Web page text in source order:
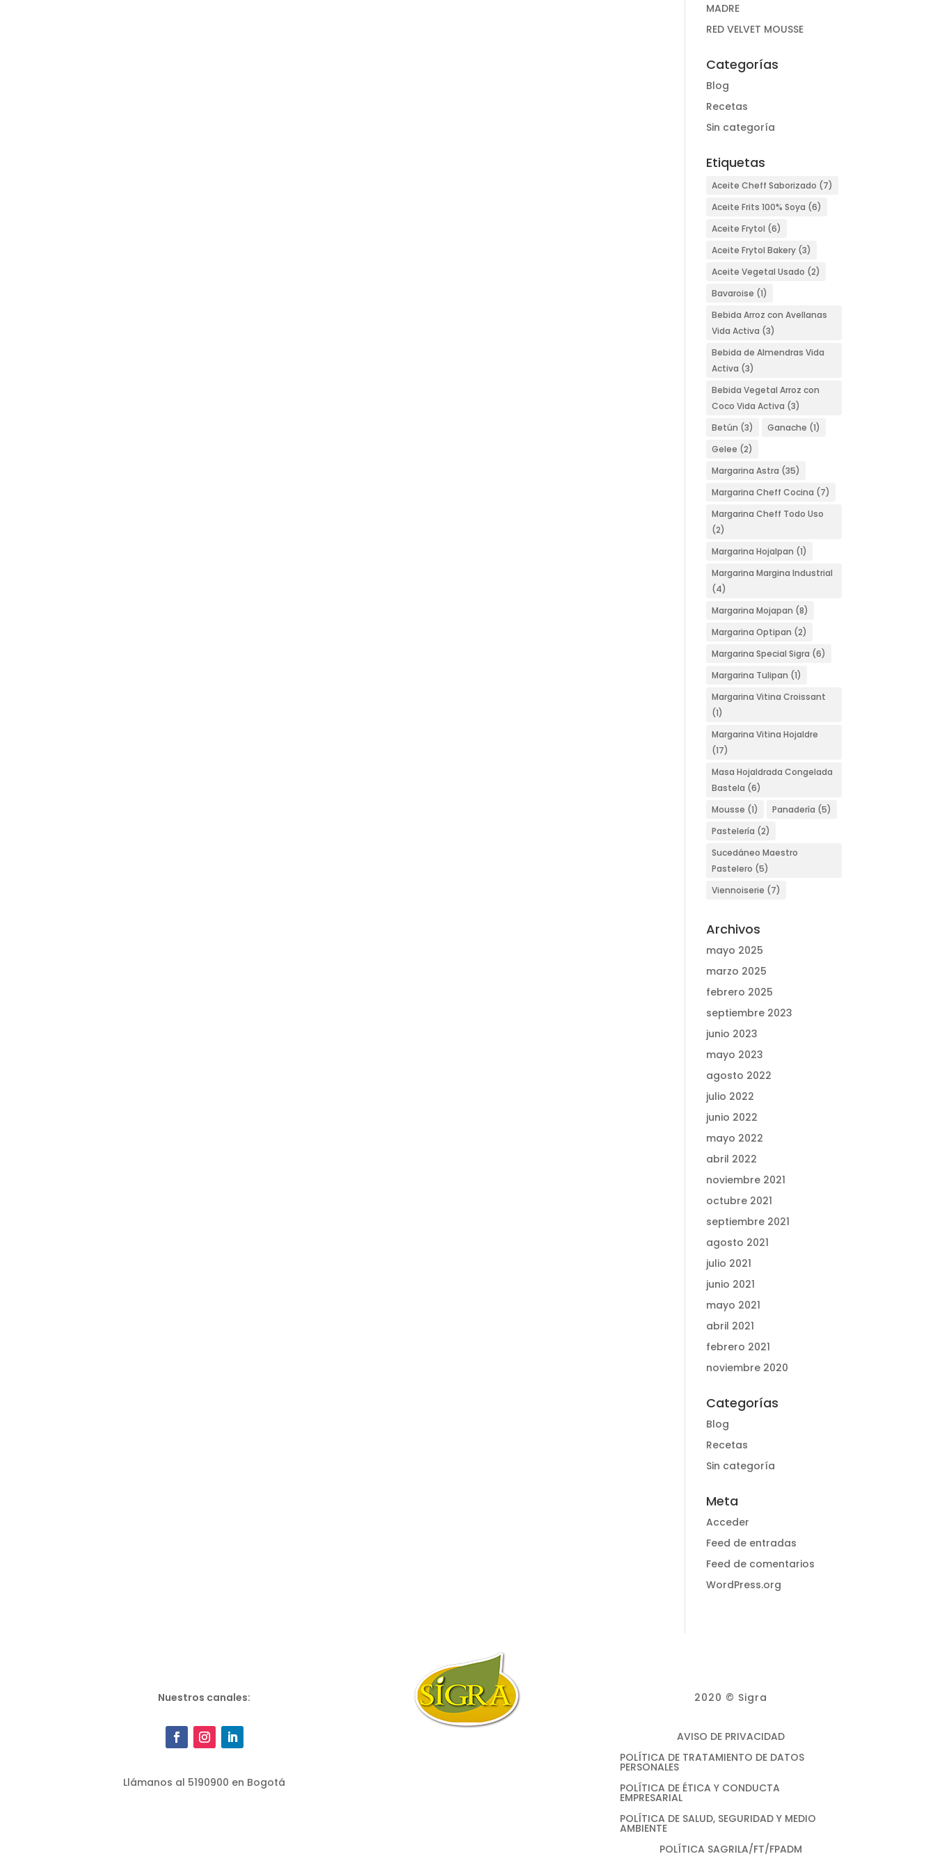
MADRE
RED VELVET MOUSSE
Categorías
Blog
Recetas
Sin categoría
Etiquetas
Aceite Cheff Saborizado (7)
Aceite Frits 100% Soya (6)
Aceite Frytol (6)
Aceite Frytol Bakery (3)
Aceite Vegetal Usado (2)
Bavaroise (1)
Bebida Arroz con Avellanas
Vida Activa (3)
Bebida de Almendras Vida
Activa (3)
Bebida Vegetal Arroz con
Coco Vida Activa (3)
Betún (3) Ganache (1)
Gelee (2)
Margarina Astra (35)
Margarina Cheff Cocina (7)
Margarina Cheff Todo Uso
(2)
Margarina Hojalpan (1)
Margarina Margina Industrial
(4)
Margarina Mojapan (8)
Margarina Optipan (2)
Margarina Special Sigra (6)
Margarina Tulipan (1)
Margarina Vitina Croissant
(1)
Margarina Vitina Hojaldre
(17)
Masa Hojaldrada Congelada
Bastela (6)
Mousse (1) Panadería (5)
Pastelería (2)
Sucedáneo Maestro
Pastelero (5)
Viennoiserie (7)
Archivos
mayo 2025
marzo 2025
febrero 2025
septiembre 2023
junio 2023
mayo 2023
agosto 2022
julio 2022
junio 2022
mayo 2022
abril 2022
noviembre 2021
octubre 2021
septiembre 2021
agosto 2021
julio 2021
junio 2021
mayo 2021
abril 2021
febrero 2021
noviembre 2020
Categorías
Blog
Recetas
Sin categoría
Meta
Acceder
Feed de entradas
Feed de comentarios
WordPress.org
Nuestros canales:
Llámanos al 5190900 en Bogotá
2020 © Sigra
AVISO DE PRIVACIDAD
POLÍTICA DE TRATAMIENTO DE DATOS
PERSONALES
POLÍTICA DE ÉTICA Y CONDUCTA
EMPRESARIAL
POLÍTICA DE SALUD, SEGURIDAD Y MEDIO
AMBIENTE
POLÍTICA SAGRILA/FT/FPADM